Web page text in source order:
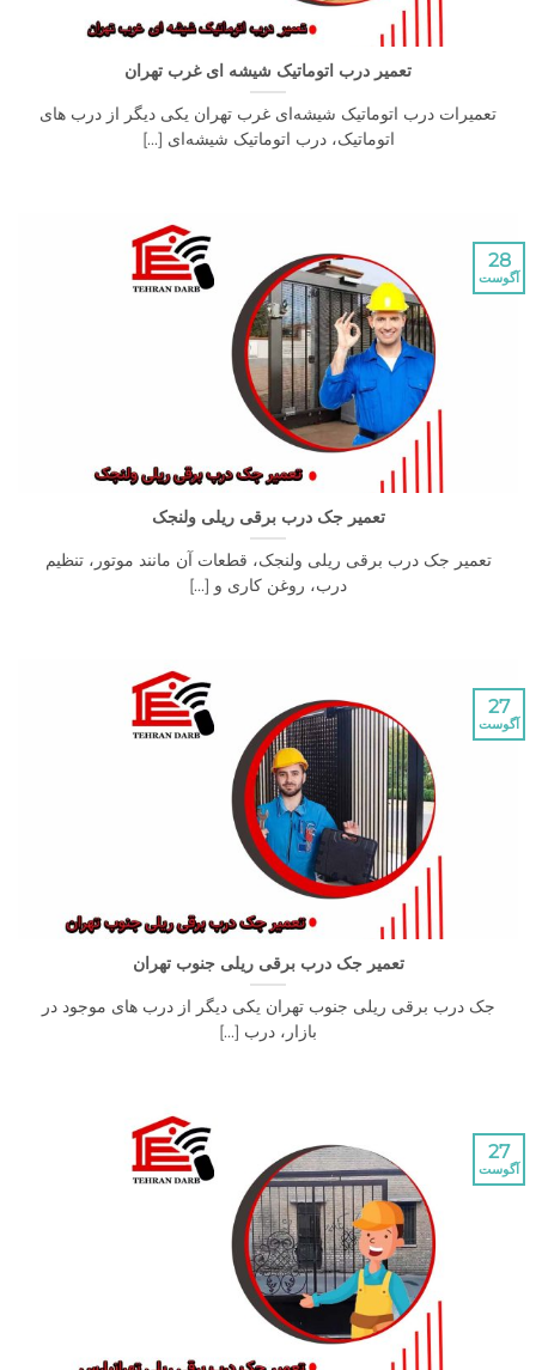
تعمیر درب اتوماتیک شیشه ای غرب تهران
درب اتوماتیک شیشه‌ای غرب تهران یکی دیگر از درب های
اتوماتیک، درب اتوماتیک شیشه‌ای [...]
تعمیر جک درب برقی ریلی ولنجک
جک درب برقی ریلی ولنجک، قطعات آن مانند موتور، تنظیم
درب، روغن کاری و [...]
تعمیر جک درب برقی ریلی جنوب تهران
برقی ریلی جنوب تهران یکی دیگر از درب های موجود در
بازار، درب [...]